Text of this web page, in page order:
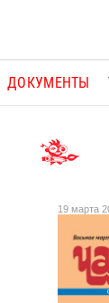
ДОКУМЕНТЫ
19 марта